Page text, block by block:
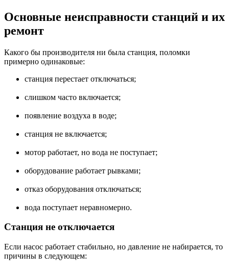
Основные неисправности станций и их
ремонт
Какого бы производителя ни была станция, поломки
примерно одинаковые:
­станция перестает отключаться;
слишком часто включается;
появление воздуха в воде;
станция не включается;
мотор работает, но вода не поступает;
оборудование работает рывками;
отказ оборудования отключаться;
вода поступает неравномерно.
Станция не отключается
Если насос работает стабильно, но давление не набирается, то
причины в следующем: